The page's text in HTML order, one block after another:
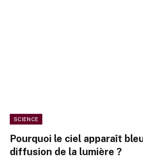
SCIENCE
Pourquoi le ciel apparaît
diffusion de la lumière ?